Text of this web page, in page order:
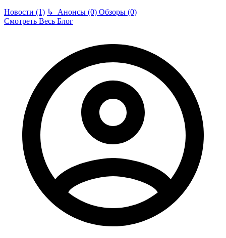
Новости (1) ↳ Анонсы (0) Обзоры (0)
Смотреть Весь Блог